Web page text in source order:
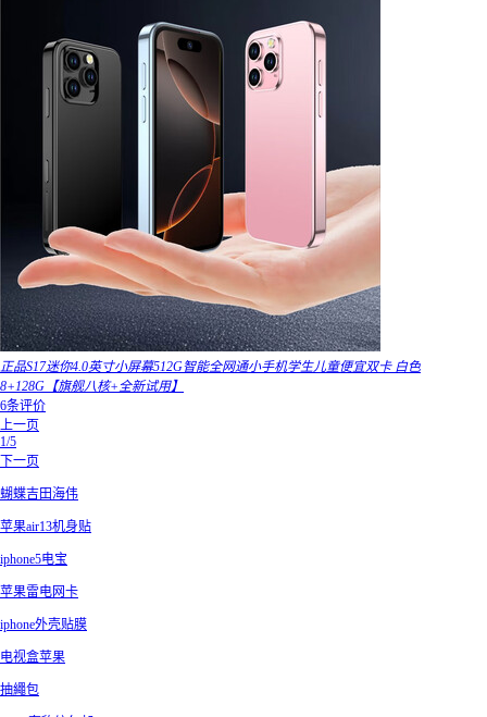
正品S17迷你4.0英寸小屏幕512G智能全网通小手机学生儿童便宜双卡 白色
8+128G【旗舰八核+全新试用】
6条评价
上一页
1/5
下一页
蝴蝶吉田海伟
苹果air13机身贴
iphone5电宝
苹果雷电网卡
iphone外壳贴膜
电视盒苹果
抽繩包